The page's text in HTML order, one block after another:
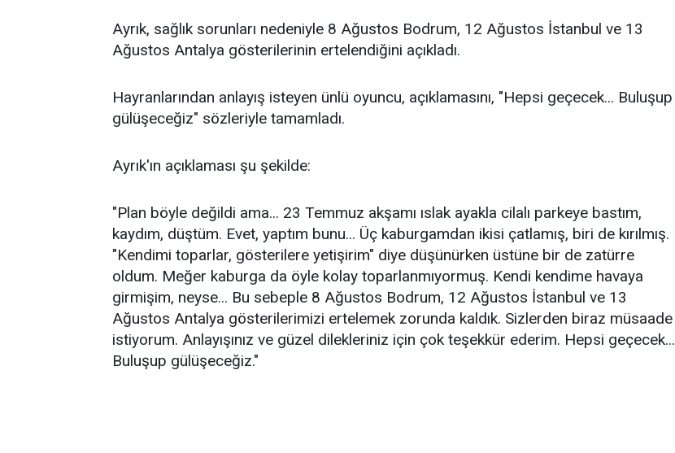
Ayrık, sağlık sorunları nedeniyle 8 Ağustos Bodrum, 12 Ağustos İstanbul ve 13
Ağustos Antalya gösterilerinin ertelendiğini açıkladı.
Hayranlarından anlayış isteyen ünlü oyuncu, açıklamasını, "Hepsi geçecek... Buluşup
gülüşeceğiz" sözleriyle tamamladı.
Ayrık'ın açıklaması şu şekilde:
"Plan böyle değildi ama... 23 Temmuz akşamı ıslak ayakla cilalı parkeye bastım,
kaydım, düştüm. Evet, yaptım bunu... Üç kaburgamdan ikisi çatlamış, biri de kırılmış.
"Kendimi toparlar, gösterilere yetişirim" diye düşünürken üstüne bir de zatürre
oldum. Meğer kaburga da öyle kolay toparlanmıyormuş. Kendi kendime havaya
girmişim, neyse... Bu sebeple 8 Ağustos Bodrum, 12 Ağustos İstanbul ve 13
Ağustos Antalya gösterilerimizi ertelemek zorunda kaldık. Sizlerden biraz müsaade
istiyorum. Anlayışınız ve güzel dilekleriniz için çok teşekkür ederim. Hepsi geçecek...
Buluşup gülüşeceğiz."